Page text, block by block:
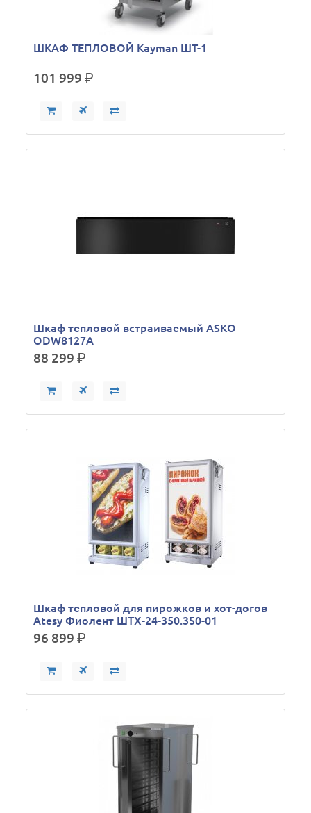
ШКАФ ТЕПЛОВОЙ Kayman ШТ-1
101 999р.
Шкаф тепловой встраиваемый ASKO
ODW8127A
88 299р.
Шкаф тепловой для пирожков и хот-догов
Atesy Фиолент ШТХ-24-350.350-01
96 899р.